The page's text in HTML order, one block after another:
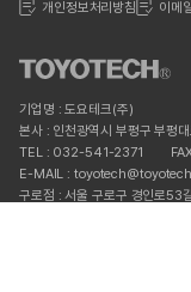
개인정보처리방침 이메
기업명 : 도요테크(주)
본사 : 인천광역시 부평구 부
TEL : 032-541-2371
E-MAIL :
구로점 : 서울 구로구 경인로53